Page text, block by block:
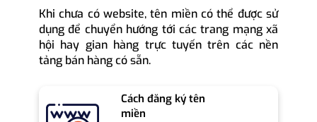
Khi chưa có website, tên miền có thể được sử
dụng để chuyển hướng tới các trang mạng xã
hội hay gian hàng trực tuyến trên các nền
tảng bán hàng có sẵn.
Cách đăng ký tên
miền